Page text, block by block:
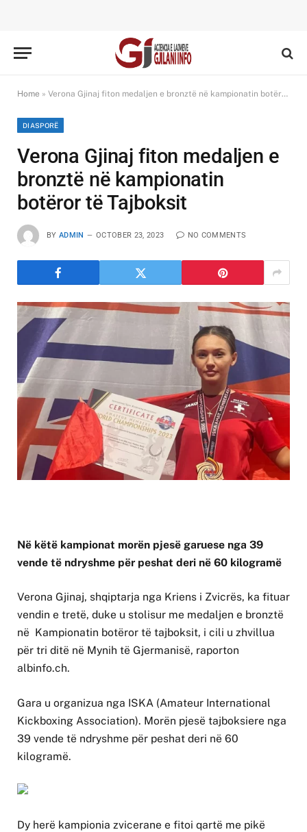
Home » Verona Gjinaj fiton medaljen e bronztë në kampionatin botëror të Tajboksit
DIASPORË
Verona Gjinaj fiton medaljen e
bronztë në kampionatin
botëror të Tajboksit
BY ADMIN OCTOBER 23, 2023 NO COMMENTS
Në këtë kampionat morën pjesë garuese nga 39
vende të ndryshme për peshat deri në 60 kilogramë
Verona Gjinaj, shqiptarja nga Kriens i Zvicrës, ka fituar
vendin e tretë, duke u stolisur me medaljen e bronztë
në Kampionatin botëror të tajboksit, i cili u zhvillua
për tri ditë në Mynih të Gjermanisë, raporton
albinfo.ch.
Gara u organizua nga ISKA (Amateur International
Kickboxing Association). Morën pjesë tajboksiere nga
39 vende të ndryshme për peshat deri në 60
kilogramë.
Dy herë kampionia zvicerane e fitoi qartë me pikë